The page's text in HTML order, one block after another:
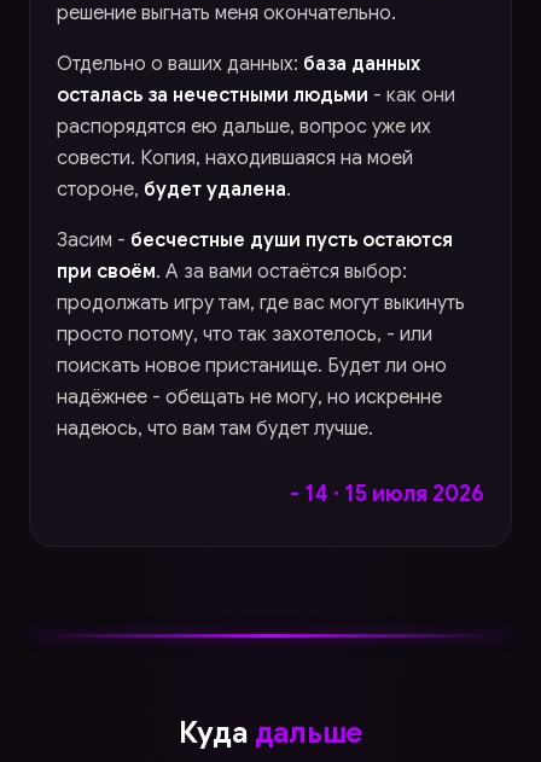
решение выгнать меня окончательно.
Отдельно о ваших данных: база данных
осталась за нечестными людьми - как они
распорядятся ею дальше, вопрос уже их
совести. Копия, находившаяся на моей
стороне, будет удалена.
Засим - бесчестные души пусть остаются
при своём. А за вами остаётся выбор:
продолжать игру там, где вас могут выкинуть
просто потому, что так захотелось, - или
поискать новое пристанище. Будет ли оно
надёжнее - обещать не могу, но искренне
надеюсь, что вам там будет лучше.
- 14 · 15 июля 2026
Куда дальше